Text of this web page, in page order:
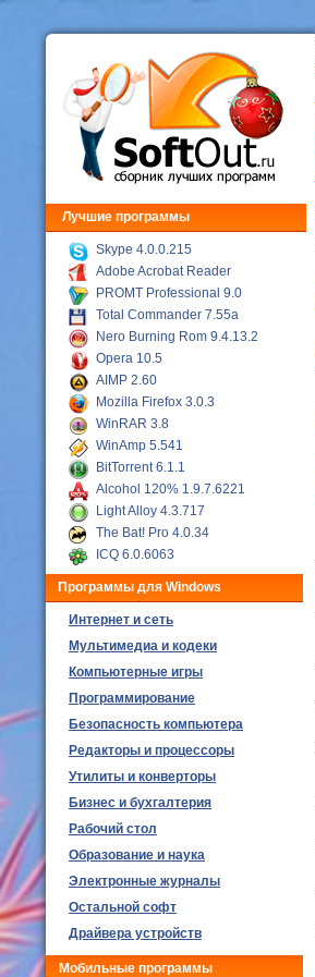
Лучшие программы
Skype 4.0.0.215
Adobe Acrobat Reader
PROMT Professional 9.0
Total Commander 7.55a
Nero Burning Rom 9.4.13.2
Opera 10.5
AIMP 2.60
Mozilla Firefox 3.0.3
WinRAR 3.8
WinAmp 5.541
BitTorrent 6.1.1
Alcohol 120% 1.9.7.6221
Light Alloy 4.3.717
The Bat! Pro 4.0.34
ICQ 6.0.6063
Программы для Windows
Интернет и сеть
Мультимедиа и кодеки
Компьютерные игры
Программирование
Безопасность компьютера
Редакторы и процессоры
Утилиты и конверторы
Бизнес и бухгалтерия
Рабочий стол
Образование и наука
Электронные журналы
Остальной софт
Драйвера устройств
Мобильные программы